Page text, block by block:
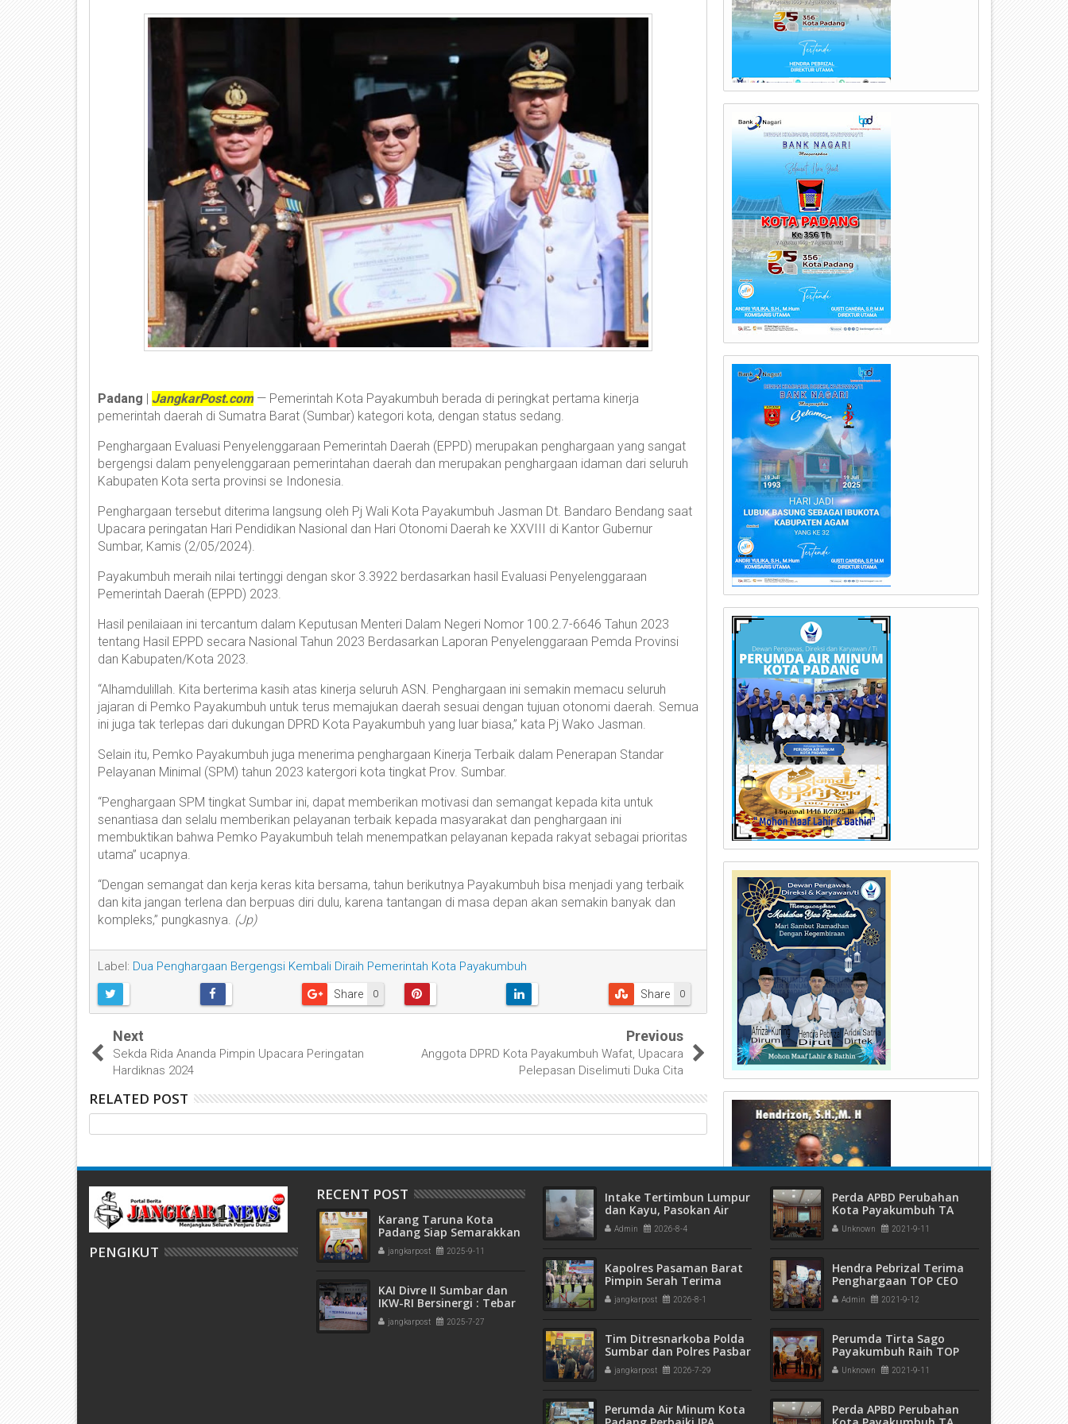
Padang JangkarPost.com — Pemerintah Kota Payakumbuh berada di peringkat pertama kinerja
pemerintah daerah di Sumatra Barat (Sumbar) kategori kota, dengan status sedang.
Penghargaan Evaluasi Penyelenggaraan Pemerintah Daerah (EPPD) merupakan penghargaan yang sangat
bergengsi dalam penyelenggaraan pemerintahan daerah dan merupakan penghargaan idaman dari seluruh
Kabupaten Kota serta provinsi se Indonesia.
Penghargaan tersebut diterima langsung oleh Pj Wali Kota Payakumbuh Jasman Dt. Bandaro Bendang saat
Upacara peringatan Hari Pendidikan Nasional dan Hari Otonomi Daerah ke XXVIII di Kantor Gubernur
Sumbar, Kamis (2/05/2024).
Payakumbuh meraih nilai tertinggi dengan skor 3.3922 berdasarkan hasil Evaluasi Penyelenggaraan
Pemerintah Daerah (EPPD) 2023.
Hasil penilaiaan ini tercantum dalam Keputusan Menteri Dalam Negeri Nomor 100.2.7-6646 Tahun 2023
tentang Hasil EPPD secara Nasional Tahun 2023 Berdasarkan Laporan Penyelenggaraan Pemda Provinsi
dan Kabupaten/Kota 2023.
“Alhamdulillah. Kita berterima kasih atas kinerja seluruh ASN. Penghargaan ini semakin memacu seluruh
jajaran di Pemko Payakumbuh untuk terus memajukan daerah sesuai dengan tujuan otonomi daerah. Semua
ini juga tak terlepas dari dukungan DPRD Kota Payakumbuh yang luar biasa,” kata Pj Wako Jasman.
Selain itu, Pemko Payakumbuh juga menerima penghargaan Kinerja Terbaik dalam Penerapan Standar
Pelayanan Minimal (SPM) tahun 2023 katergori kota tingkat Prov. Sumbar.
“Penghargaan SPM tingkat Sumbar ini, dapat memberikan motivasi dan semangat kepada kita untuk
senantiasa dan selalu memberikan pelayanan terbaik kepada masyarakat dan penghargaan ini
membuktikan bahwa Pemko Payakumbuh telah menempatkan pelayanan kepada rakyat sebagai prioritas
utama” ucapnya.
“Dengan semangat dan kerja keras kita bersama, tahun berikutnya Payakumbuh bisa menjadi yang terbaik
dan kita jangan terlena dan berpuas diri dulu, karena tantangan di masa depan akan semakin banyak dan
kompleks,” pungkasnya. (Jp)
Label: Dua Penghargaan Bergengsi Kembali Diraih Pemerintah Kota Payakumbuh
0
Share 0
Share
Next
Sekda Rida Ananda Pimpin Upacara Peringatan
Hardiknas 2024
Previous
Anggota DPRD Kota Payakumbuh Wafat, Upacara
Pelepasan Diselimuti Duka Cita
RELATED POST
PENGIKUT
RECENT POST
Karang Taruna Kota
Padang Siap Semarakkan
HUT ke-65 : Dari
Lapangan Hijau hingga
jangkarpost 2025-9-11
KAI Divre II Sumbar dan
IKW-RI Bersinergi : Tebar
Kepedulian Sosial Untuk
Panti Asuhan
jangkarpost 2025-7-27
Intake Tertimbun Lumpur
dan Kayu, Pasokan Air
Bersih di Kota Padang
Terganggu
Admin 2026-8-4
Kapolres Pasaman Barat
Pimpin Serah Terima
Jabatan PJU Polres dan
Kapolsek Sungai Beremas
jangkarpost 2026-8-1
Tim Ditresnarkoba Polda
Sumbar dan Polres Pasbar
Gagalkan Peredaran
Narkotika, 30 Paket Ganja
jangkarpost 2026-7-29
Perumda Air Minum Kota
Perda APBD Perubahan
Kota Payakumbuh TA
2021 Disahkan
Unknown 2021-9-11
Hendra Pebrizal Terima
Penghargaan TOP CEO
BUMD AWARDS 2021
Admin 2021-9-12
Perumda Tirta Sago
Payakumbuh Raih TOP
BUMD Award 2021
Unknown 2021-9-11
Perda APBD Perubahan